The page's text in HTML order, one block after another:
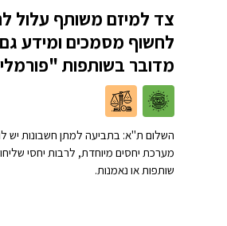
צד למיזם משותף עלול
לחשוף מסמכים ומידע
מדובר בשותפות
השלום ת"א: בתביעה למתן חשבונות יש
מערכת יחסים מיוחדת, לרבות יחסי
שותפות או נאמנות.